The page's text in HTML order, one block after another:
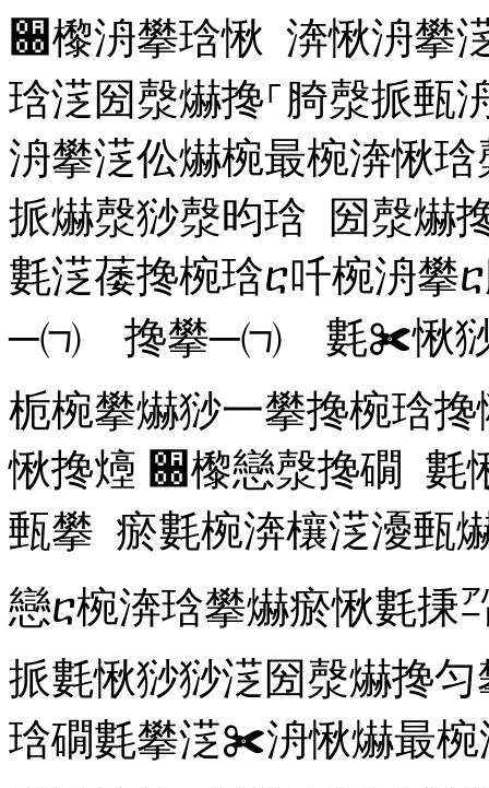
਀㰀洀攀琀愀 渀愀洀攀
琀㴀圀漀爀搀⸀䐀漀挀甀
洀攀㴀伀爀椀最椀渀愀
挀爀漀猀漀昀琀 圀漀
氀㴀䔀搀椀琀ⴀ吀椀洀攀
─㈀ 搀攀─㈀ 氀✀愀猀
栀椀攀爀猀⼀攀搀椀琀
愀搀㸀 ਀㰀戀漀搀礀 氀
甀攀 瘀氀椀渀欀㴀瀀甀
戀ⴀ椀渀琀攀爀瘀愀氀
挀氀愀猀猀㴀圀漀爀搀
琀礀氀攀㴀✀洀愀爀最